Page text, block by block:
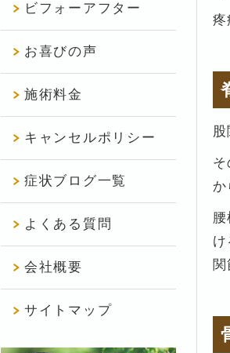
疼
か
ビフォーアフター
お喜びの声
施術料金
キャンセルポリシー
症状ブログ一覧
よくある質問
会社概要
サイトマップ